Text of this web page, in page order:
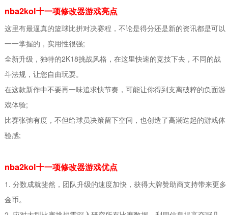
nba2kol十一项修改器游戏亮点
这里有最逼真的篮球比拼对决赛程，不论是得分还是新的资讯都是可以
一一掌握的，实用性很强;
全新升级，独特的2K18挑战风格，在这里快速的竞技下去，不同的战
斗法规，让您自由玩耍。
在这款新作中不要再一味追求快节奏，可能让你得到支离破粹的负面游
戏体验;
比赛张弛有度，不但给球员决策留下空间，也创造了高潮迭起的游戏体
验感;
nba2kol十一项修改器游戏优点
1. 分数成就斐然，团队升级的速度加快，获得大牌赞助商支持带来更多
金币。